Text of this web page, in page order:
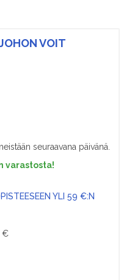
VOIT
seuraavana päivänä.
varastosta!
YLI 59 €:N
€